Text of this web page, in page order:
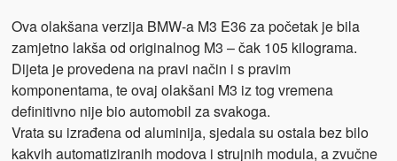
Ova olakšana verzija BMW-a M3 E36 za početak je bila
zamjetno lakša od originalnog M3 – čak 105 kilograma.
Dijeta je provedena na pravi način i s pravim
komponentama, te ovaj olakšani M3 iz tog vremena
definitivno nije bio automobil za svakoga.
Vrata su izrađena od aluminija, sjedala su ostala bez bilo
kakvih automatiziranih modova i strujnih modula, a zvučne